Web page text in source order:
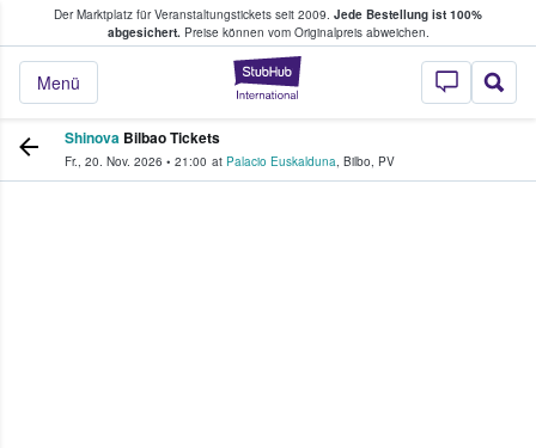
Der Marktplatz für Veranstaltungstickets seit 2009. Jede Bestellung ist 100%
abgesichert.Preise können vom Originalpreis abweichen.
StubHub - Wo
Menü
Tickets kaufen & verkaufen
Shinova Bilbao Tickets
Fr., 20. Nov. 2026 • 21:00 at Palacio Euskalduna, Bilbo, PV